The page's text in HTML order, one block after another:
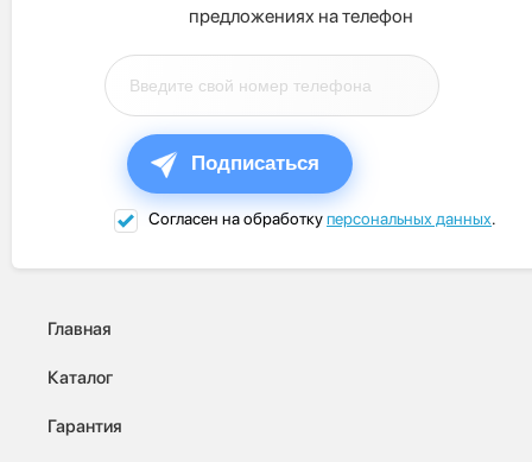
предложениях на телефон
Подписаться
Согласен на обработкуперсональных данных.
Главная
Каталог
Гарантия